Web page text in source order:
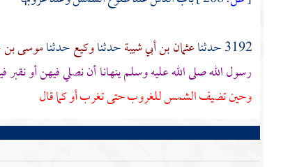
3192 حدثنا
عثمان بن أبي شيبةحدثناوكيعحدثناموسى بن
رسول الله صلى الله عليه وسلم ينهانا أن نصلي فيهن أو نقبر
وحين تضيف الشمس للغروب حتى تغرب أو كما قال